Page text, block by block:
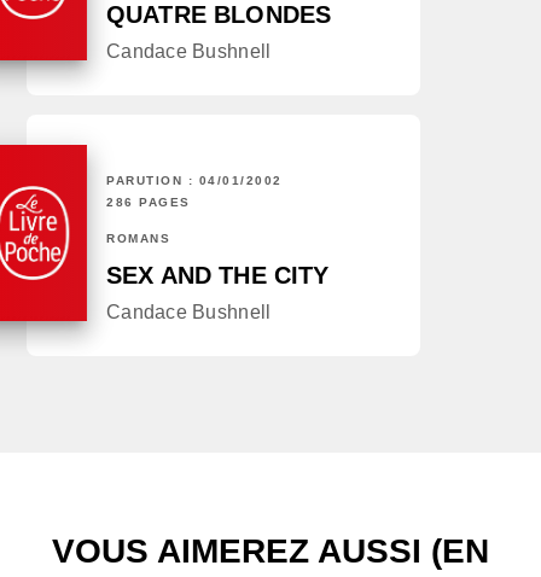
QUATRE BLONDES
Candace Bushnell
PARUTION : 04/01/2002
286 PAGES
ROMANS
SEX AND THE CITY
Candace Bushnell
VOUS AIMEREZ AUSSI (EN